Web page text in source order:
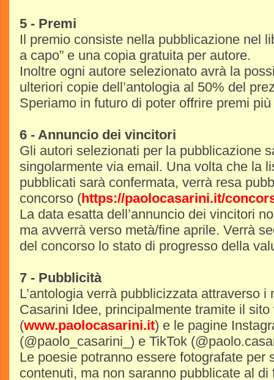
5 - Premi
Il premio consiste nella pubblicazione nel
a capo” e una copia gratuita per autore.
Inoltre ogni autore selezionato avrà la
ulteriori copie dell’antologia al 50% del
Speriamo in futuro di poter offrire premi
6 - Annuncio dei vincitori
Gli autori selezionati per la pubblicazione
singolarmente via email. Una volta che la
pubblicati sarà confermata, verrà resa
concorso (https://paolocasarini.it/
La data esatta dell’annuncio dei vincitori
ma avverrà verso metà/fine aprile. Verrà
del concorso lo stato di progresso della
7 - Pubblicità
L’antologia verrà pubblicizzata attraverso i
Casarini Idee, principalmente tramite il sito
(www.paolocasarini.it) e le pagine
(@paolo_casarini_) e TikTok
Le poesie potranno essere fotografate per
contenuti, ma non saranno pubblicate al